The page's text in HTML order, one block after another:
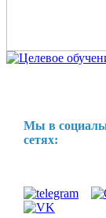
Мы в
сетях: